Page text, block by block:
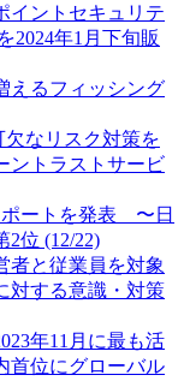
イントセキュリテ
2024年1月下旬販
えるフィッシング
なリスク対策を
ントラストサービ
ポートを発表 〜日
2位 (12/22)
者と従業員を対象
対する意識・対策
年11月に最も活
位にグローバル